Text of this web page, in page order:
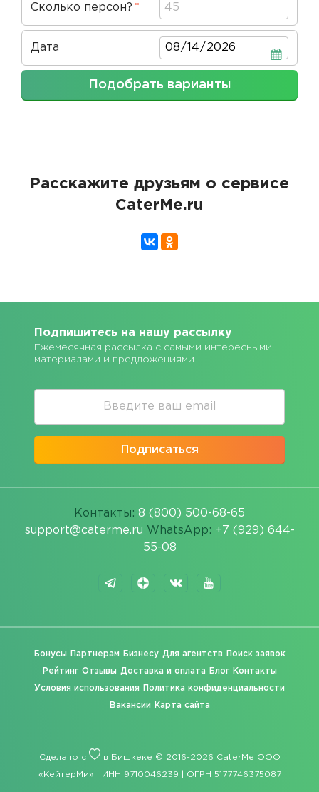
Сколько персон?
Дата Дата
Подобрать варианты
Расскажите друзьям о сервисе
CaterMe.ru
Подпишитесь на нашу рассылку
Ежемесячная рассылка с самыми интересными
материалами и предложениями
Подписаться
Контакты: 8 (800) 500-68-65
support@caterme.ru WhatsApp: +7 (929) 644-
55-08
Бонусы Партнерам Бизнесу Для агентств Поиск заявок
Рейтинг Отзывы Доставка и оплата Блог Контакты
Условия использования Политика конфиденциальности
Вакансии Карта сайта
Сделано с в Бишкеке © 2016-2026 CaterMe ООО
«КейтерМи» | ИНН 9710046239 | ОГРН 5177746375087